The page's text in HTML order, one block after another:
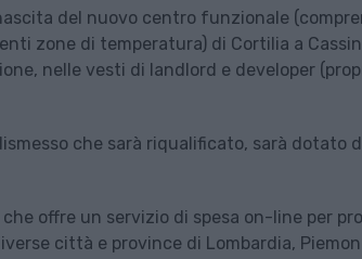
del nuovo centro funzionale
zone di temperatura) di Cortilia a
nelle vesti di landlord e developer
che sarà riqualificato, sarà dotato
offre un servizio di spesa on-line per
città e province di Lombardia,